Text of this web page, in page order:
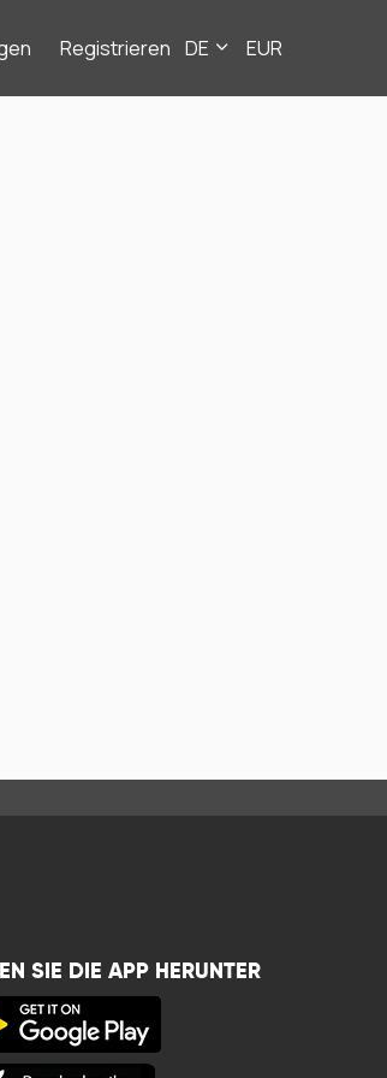
Registrieren DE EUR
SIE DIE APP HERUNTER